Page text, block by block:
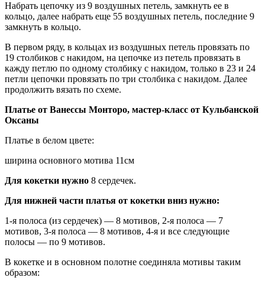
Набрать цепочку из 9 воздушных петель, замкнуть ее в
кольцо, далее набрать еще 55 воздушных петель, последние 9
замкнуть в кольцо.
В первом ряду, в кольцах из воздушных петель провязать по
19 столбиков с накидом, на цепочке из петель провязать в
кажду петлю по одному столбику с накидом, только в 23 и 24
петли цепочки провязать по три столбика с накидом. Далее
продолжить вязать по схеме.
Платье от Ванессы Монторо, мастер-класс от Кульбанской
Оксаны
Платье в белом цвете:
ширина основного мотива 11см
Для кокетки нужно 8 сердечек.
Для нижней части платья от кокетки вниз нужно:
1-я полоса (из сердечек) — 8 мотивов, 2-я полоса — 7
мотивов, 3-я полоса — 8 мотивов, 4-я и все следующие
полосы — по 9 мотивов.
В кокетке и в основном полотне соединяла мотивы таким
образом: